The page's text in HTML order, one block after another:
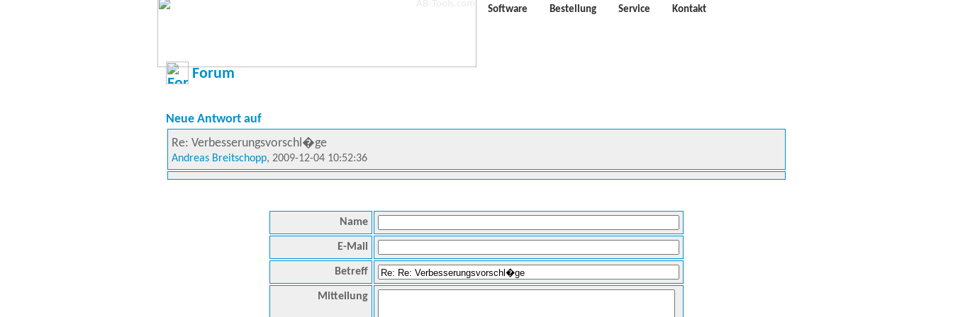
Software Bestellung Service Kontakt
Forum
Neue Antwort auf
Re: Verbesserungsvorschl�ge
Andreas Breitschopp, 2009-12-04 10:52:36
Name
E-Mail
Betreff
Mitteilung